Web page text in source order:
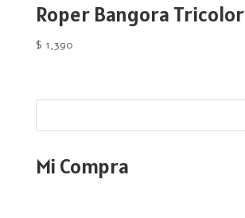
Roper Bangora Tricolor
$ 1,390
Mi Compra